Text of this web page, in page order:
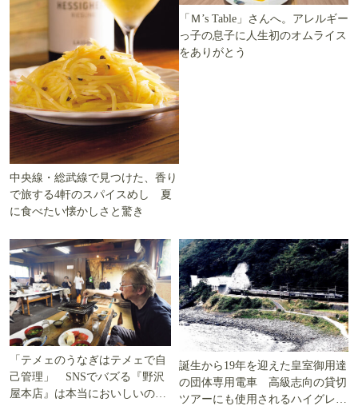
中央線・総武線で見つけた、香り
で旅する4軒のスパイスめし 夏
に食べたい懐かしさと驚き
「Ｍ’s Table」さんへ。アレルギー
っ子の息子に人生初のオムライス
をありがとう
「テメェのうなぎはテメェで自
己管理」 SNSでバズる『野沢
屋本店』は本当においしいの
誕生から19年を迎えた皇室御用達
の団体専用電車 高級志向の貸切
ツアーにも使用されるハイグレー